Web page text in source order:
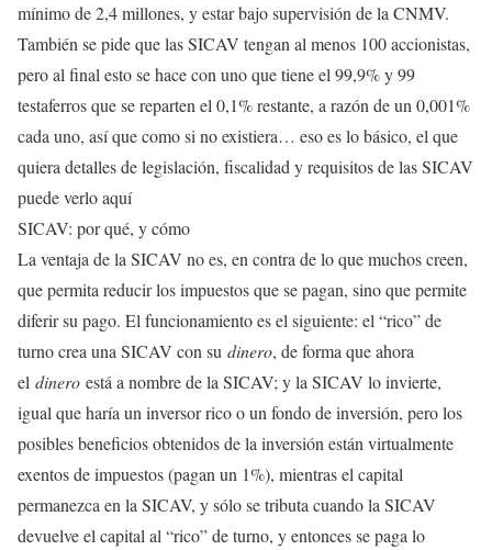
mínimo de 2,4 millones, y estar bajo supervisión de la CNMV.
También se pide que las SICAV tengan al menos 100 accionistas,
pero al final esto se hace con uno que tiene el 99,9% y 99
testaferros que se reparten el 0,1% restante, a razón de un 0,001%
cada uno, así que como si no existiera… eso es lo básico, el que
quiera detalles de legislación, fiscalidad y requisitos de las SICAV
puede verlo aquí
SICAV: por qué, y cómo
La ventaja de la SICAV no es, en contra de lo que muchos creen,
que permita reducir los impuestos que se pagan, sino que permite
diferir su pago. El funcionamiento es el siguiente: el “rico” de
turno crea una SICAV con su dinero, de forma que ahora
el dinero está a nombre de la SICAV; y la SICAV lo invierte,
igual que haría un inversor rico o un fondo de inversión, pero los
posibles beneficios obtenidos de la inversión están virtualmente
exentos de impuestos (pagan un 1%), mientras el capital
permanezca en la SICAV, y sólo se tributa cuando la SICAV
devuelve el capital al “rico” de turno, y entonces se paga lo